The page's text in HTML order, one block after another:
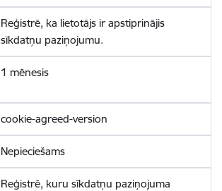
Reģistrē, ka lietotājs ir apstiprinājis
sīkdatņu paziņojumu.
1 mēnesis
cookie-agreed-version
Nepieciešams
Reģistrē, kuru sīkdatņu paziņojuma